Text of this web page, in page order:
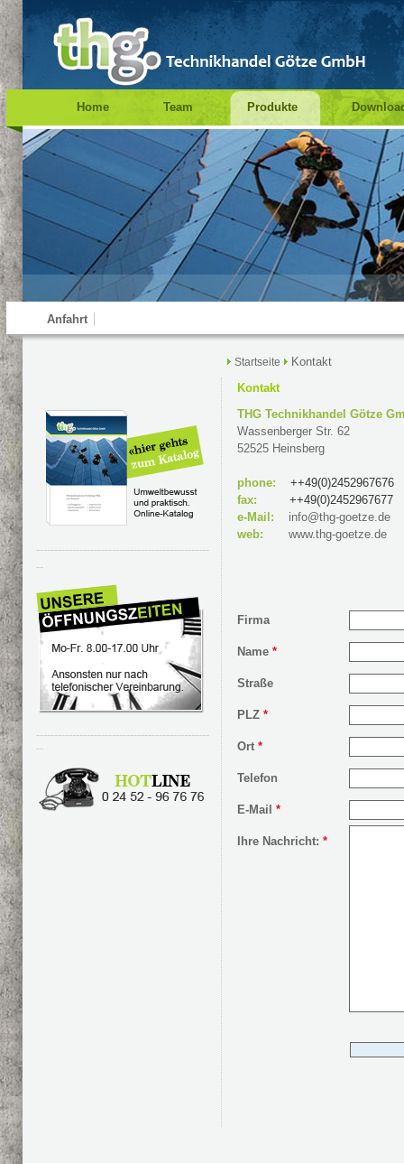
Home Team Produkte
Impressum Suche Prüfung PSA
Anfahrt
------------------------------------------------
--
------------------------------------------------
--
Startseite
Kontakt
Kontakt
THG Technikhandel Götze
Wassenberger Str. 62
52525 Heinsberg
phone: ++49(0)2452967676
fax: ++49(0)2452967677
e-Mail: info@thg-goetze.de
web: www.thg-goetze.de
Firma
Name *
Straße
PLZ *
Ort *
Telefon
E-Mail *
Ihre Nachricht: *